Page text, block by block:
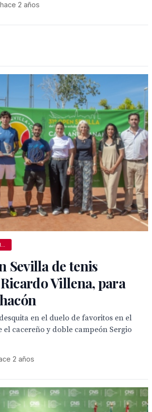
hace 2 años
Sevilla de tenis
Villena, para
en el duelo de favoritos en el
el cacereño y doble campeón Sergio
2 años